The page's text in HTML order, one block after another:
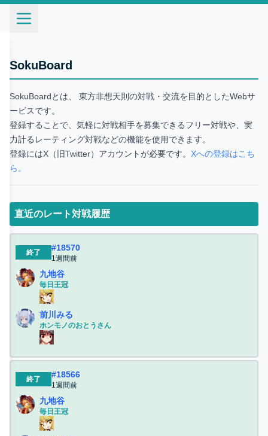
SokuBoard
SokuBoardとは、 東方非想天則の対戦・交流を目的としたWebサ
ービスです。
登録することで、気軽に対戦相手を募集できるフリー対戦や、実
力計るレーティング対戦などの機能を使用できます。
登録にはX（旧Twitter）アカウントが必要です。 Xへの登録はこち
ら。
直近のレート対戦履歴
終了 #18570
1週間前
九地谷
毎日王冠
前川みる
ホンモノのおとうさん
終了 #18566
1週間前
九地谷
毎日王冠
SokuBoard｜東方 非想天則｜対戦・交流サイト